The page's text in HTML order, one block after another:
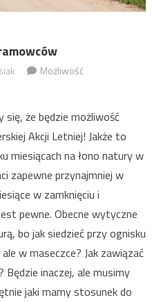
Możliwość
się, że będzie możliwość
Akcji Letniej! Jakże to
miesiącach na łono natury w
zapewne przynajmniej w
w zamknięciu i
pewne. Obecne wytyczne
bo jak siedzieć przy ognisku
w maseczce? Jak zawiązać
Będzie inaczej, ale musimy
jaki mamy stosunek do